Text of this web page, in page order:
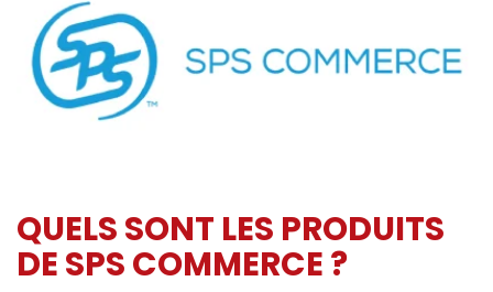
QUELS SONT LES PRODUITS
DE SPS COMMERCE ?